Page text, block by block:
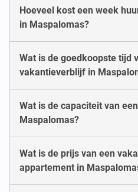
Hoeveel kost een week
in Maspalomas?
Wat is de goedkoopste tijd
vakantieverblijf in
Wat is de capaciteit van
Maspalomas?
Wat is de prijs van een
appartement in